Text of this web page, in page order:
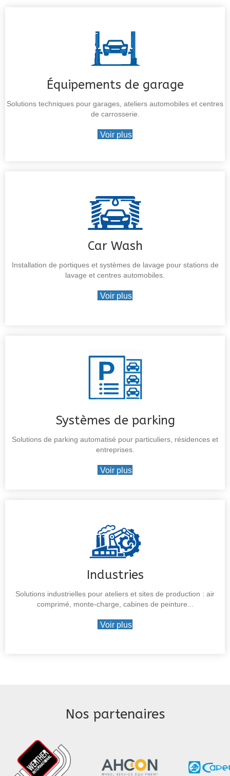
Équipements de garage
Solutions techniques pour garages, ateliers automobiles et centres
de carrosserie.
Voir plus
Car Wash
Installation de portiques et systèmes de lavage pour stations de
lavage et centres automobiles.
Voir plus
Systèmes de parking
Solutions de parking automatisé pour particuliers, résidences et
entreprises.
Voir plus
Industries
Solutions industrielles pour ateliers et sites de production : air
comprimé, monte-charge, cabines de peinture...
Voir plus
Nos partenaires